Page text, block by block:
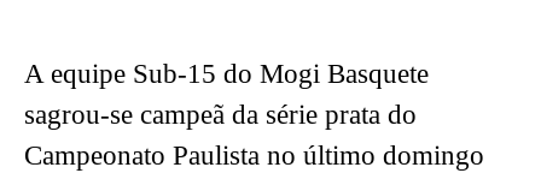
A equipe Sub-15 do Mogi Basquete
sagrou-se campeã da série prata do
Campeonato Paulista no último domingo